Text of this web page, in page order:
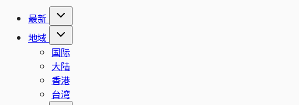
最新
地域
国际
大陆
香港
台湾